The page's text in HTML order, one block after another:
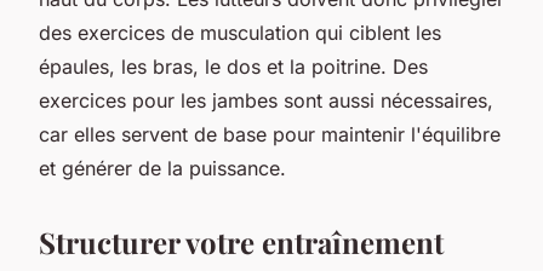
des exercices de musculation qui ciblent les
épaules, les bras, le dos et la poitrine. Des
exercices pour les jambes sont aussi nécessaires,
car elles servent de base pour maintenir l'équilibre
et générer de la puissance.
Structurer votre entraînement